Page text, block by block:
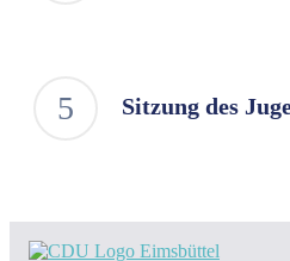
Sitzung des